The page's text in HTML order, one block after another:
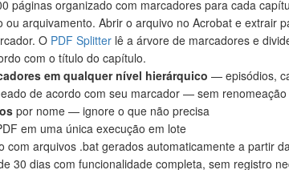
páginas organizado com marcadores para cada
arquivamento. Abrir o arquivo no Acrobat e extrair
O PDF Splitter lê a árvore de marcadores e
com o título do capítulo.
em qualquer nível hierárquico — episódios,
de acordo com seu marcador — sem renomeação
por nome — ignore o que não precisa
em uma única execução em lote
com arquivos .bat gerados automaticamente a partir
30 dias com funcionalidade completa, sem registro